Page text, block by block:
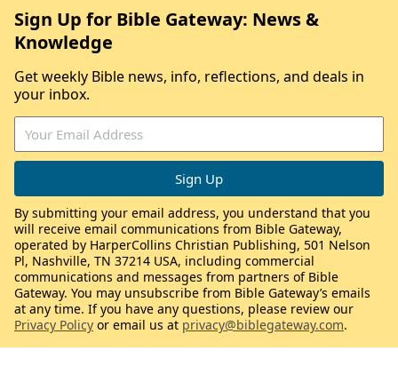
Sign Up for Bible Gateway: News &
Knowledge
Get weekly Bible news, info, reflections, and deals in
your inbox.
By submitting your email address, you understand that you
will receive email communications from Bible Gateway,
operated by HarperCollins Christian Publishing, 501 Nelson
Pl, Nashville, TN 37214 USA, including commercial
communications and messages from partners of Bible
Gateway. You may unsubscribe from Bible Gateway’s emails
at any time. If you have any questions, please review our
Privacy Policy or email us at privacy@biblegateway.com.